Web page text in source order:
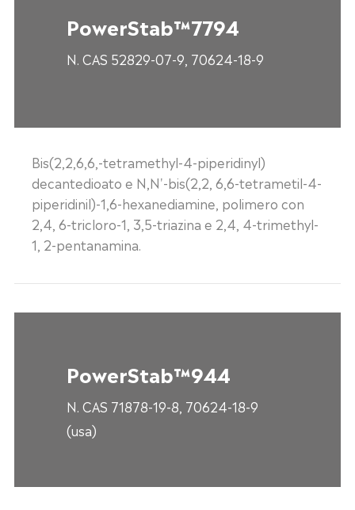
PowerStab™7794
N. CAS 52829-07-9, 70624-18-9
Bis(2,2,6,6,-tetramethyl-4-piperidinyl)
decantedioato e N,N'-bis(2,2, 6,6-tetrametil-4-
piperidinil)-1,6-hexanediamine, polimero con
2,4, 6-tricloro-1, 3,5-triazina e 2,4, 4-trimethyl-
1, 2-pentanamina.
PowerStab™944
N. CAS 71878-19-8, 70624-18-9
(usa)